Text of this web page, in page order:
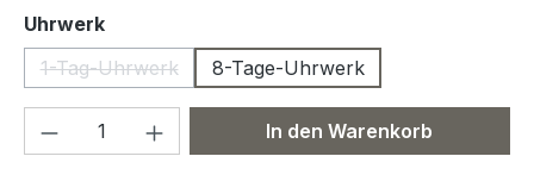
Uhrwerkauswählen
1-Tag-Uhrwerk
(Diese Option ist zurzeit nicht verfügbar.)
8-Tage-Uhrwerk
Produkt Anzahl: Gib denIn den Warenkorb